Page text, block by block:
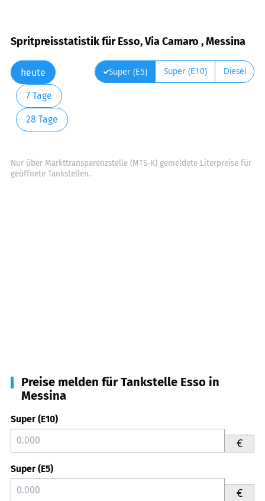
Spritpreisstatistik für Esso, Via Camaro , Messina
heute
7 Tage
28 Tage
Super (E5) Super (E10) Diesel
Nur über Markttransparenzstelle (MTS-K) gemeldete Literpreise für
geöffnete Tankstellen.
Preise melden für Tankstelle Esso in
Messina
Super (E10)
€
Super (E5)
€